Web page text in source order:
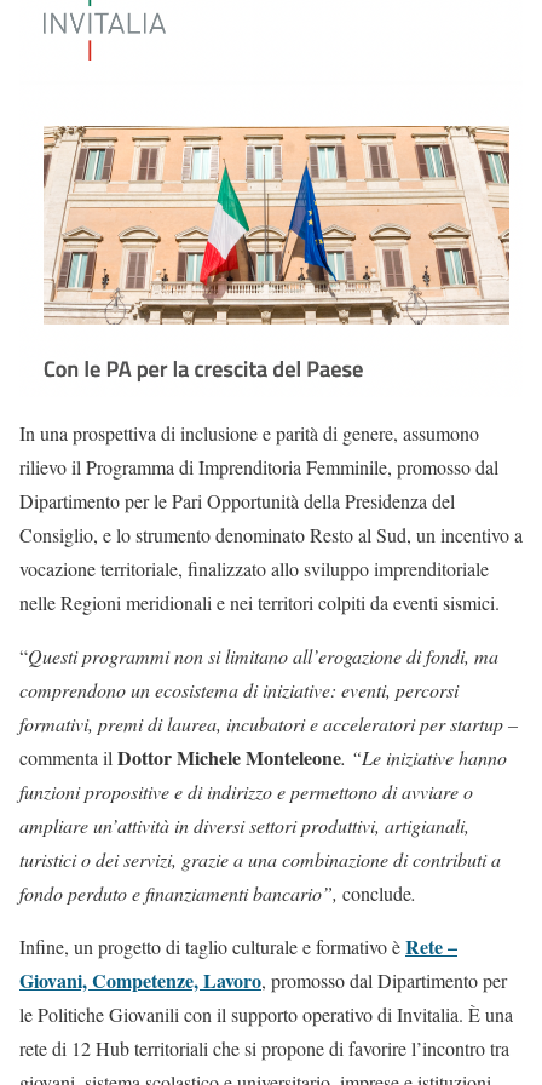
In una prospettiva di inclusione e parità di genere, assumono
rilievo il Programma di Imprenditoria Femminile, promosso dal
Dipartimento per le Pari Opportunità della Presidenza del
Consiglio, e lo strumento denominato Resto al Sud, un incentivo a
vocazione territoriale, finalizzato allo sviluppo imprenditoriale
nelle Regioni meridionali e nei territori colpiti da eventi sismici.
“Questi programmi non si limitano all’erogazione di fondi, ma
comprendono un ecosistema di iniziative: eventi, percorsi
formativi, premi di laurea, incubatori e acceleratori per startup –
commenta il Dottor Michele Monteleone. “Le iniziative hanno
funzioni propositive e di indirizzo e permettono di avviare o
ampliare un’attività in diversi settori produttivi, artigianali,
turistici o dei servizi, grazie a una combinazione di contributi a
fondo perduto e finanziamenti bancario”, conclude.
Infine, un progetto di taglio culturale e formativo èRete –
Giovani, Competenze, Lavoro, promosso dal Dipartimento per
le Politiche Giovanili con il supporto operativo di Invitalia. È una
rete di 12 Hub territoriali che si propone di favorire l’incontro tra